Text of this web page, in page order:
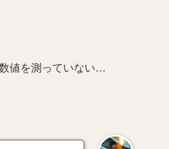
値を測っていない…